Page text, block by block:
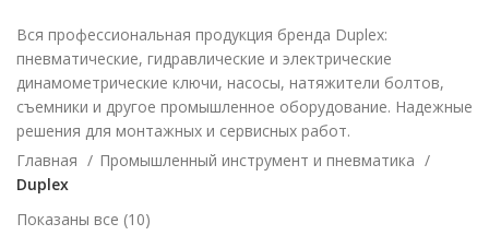
Вся профессиональная продукция бренда Duplex:
пневматические, гидравлические и электрические
динамометрические ключи, насосы, натяжители болтов,
съемники и другое промышленное оборудование. Надежные
решения для монтажных и сервисных работ.
Главная
Промышленный инструмент и пневматика
Duplex
Показаны все (10)